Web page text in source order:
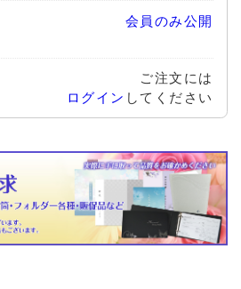
会員のみ公開
ご注文には
ログイン してください